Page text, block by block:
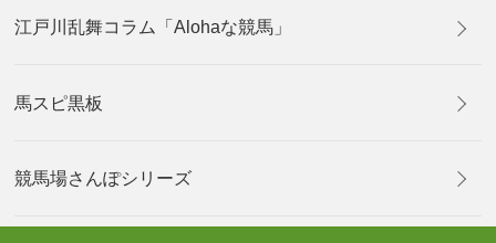
江戸川乱舞コラム「Alohaな競馬」
馬スピ黒板
競馬場さんぽシリーズ